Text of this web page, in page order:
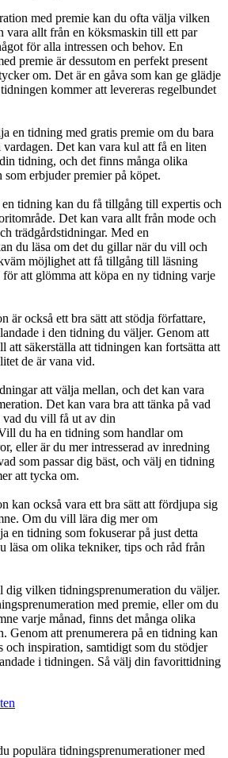
med premie kan du ofta välja vilken
vara allt från en köksmaskin till ett par
för alla intressen och behov. En
premie är dessutom en perfekt present
om. Det är en gåva som kan ge glädje
kommer att levereras regelbundet
en tidning med gratis premie om du bara
Det kan vara kul att få en liten
tidning, och det finns många olika
erbjuder premier på köpet.
tidning kan du få tillgång till expertis och
Det kan vara allt från mode och
trädgårdstidningar. Med en
du läsa om det du gillar när du vill och
möjlighet att få tillgång till läsning
att glömma att köpa en ny tidning varje
är också ett bra sätt att stödja författare,
i den tidning du väljer. Genom att
att säkerställa att tidningen kan fortsätta att
de är vana vid.
att välja mellan, och det kan vara
Det kan vara bra att tänka på vad
vad du vill få ut av din
du ha en tidning som handlar om
eller är du mer intresserad av inredning
som passar dig bäst, och välj en tidning
att tycka om.
kan också vara ett bra sätt att fördjupa sig
Om du vill lära dig mer om
en tidning som fokuserar på just detta
läsa om olika tekniker, tips och råd från
dig vilken tidningsprenumeration du väljer.
med premie, eller om du
varje månad, finns det många olika
Genom att prenumerera på en tidning kan
inspiration, samtidigt som du stödjer
i tidningen. Så välj din favorittidning
populära tidningsprenumerationer med